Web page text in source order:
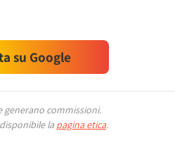
su Google
commissioni.
la pagina etica.